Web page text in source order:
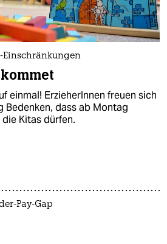
Einschränkungen
einmal! ErzieherInnen freuen sich
Bedenken, dass ab Montag
Kitas dürfen.
Pay-Gap